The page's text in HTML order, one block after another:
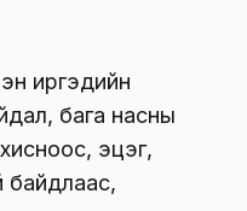
иргэдийн
бага насны
эцэг,
байдлаас,